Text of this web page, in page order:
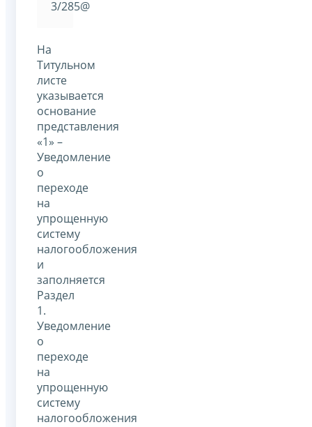
3/285@
На
Титульном
листе
указывается
основание
представления
«1» –
Уведомление
о
переходе
на
упрощенную
систему
налогообложения
и
заполняется
Раздел
1.
Уведомление
о
переходе
на
упрощенную
систему
налогообложения